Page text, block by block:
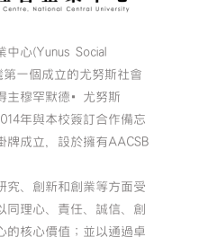
心(Yunus Social
第一個成立的尤努斯社會
主穆罕默德•尤努斯
年與本校簽訂合作備忘
牌成立，設於擁有AACSB
究、創新和創業等方面受
同理心、責任、誠信、創
的核心價值；並以通過卓